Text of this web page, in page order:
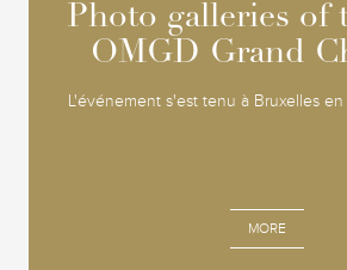
Photo galleries of
OMGD Grand
L'événement s'est tenu à Bruxelles
MORE
Photo galleries of
OMGD Grand